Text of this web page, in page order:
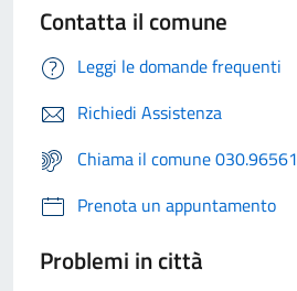
Contatta il comune
Leggi le domande frequenti
Richiedi Assistenza
Chiama il comune 030.96561
Prenota un appuntamento
Problemi in città